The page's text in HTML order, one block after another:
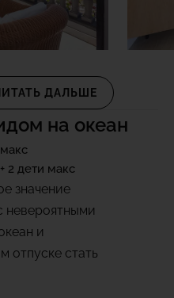
ДАЛЬШЕ
на океан
2 дети макс
значение
невероятными
и
отпуске стать